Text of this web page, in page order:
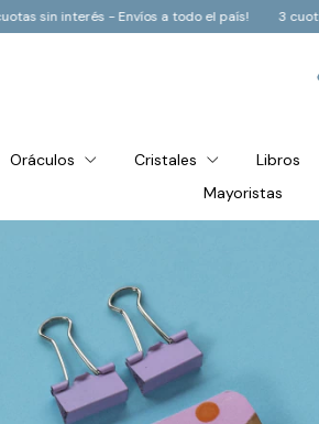
3 cuotas sin interés - Envíos a todo el país!
Oráculos Cristales Libros
Mayoristas